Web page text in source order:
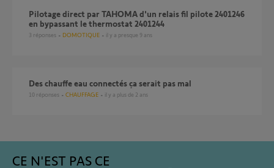
pilotage direct par TAHOMA d'un relais fil pilote 2401246
en bypassant le thermostat 2401244
3 réponses DOMOTIQUE il y a presque 9 ans
Des chauffe eau connectés ça serait pas mal
10 réponses CHAUFFAGE il y a plus de 2 ans
CE N'EST PAS CE